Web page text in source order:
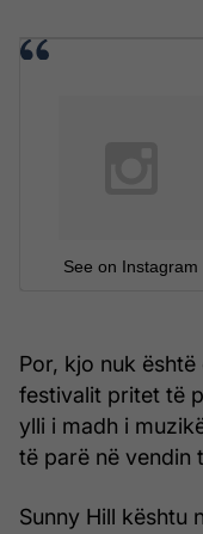
See on Instagram
Por, kjo nuk
festivalit pritet të
ylli i madh i
të parë në vendin
Sunny Hill kështu